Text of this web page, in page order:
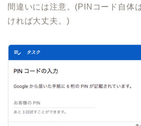
間違いには注意。(PINコード自体
ければ大丈夫。)